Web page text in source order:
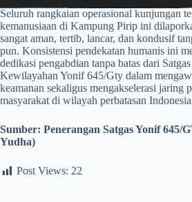
​Seluruh rangkaian operasional kunjungan
kemanusiaan di Kampung Pirip ini
sangat aman, tertib, lancar, dan kondusif
pun. Konsistensi pendekatan humanis ini
dedikasi pengabdian tanpa batas dari
Kewilayahan Yonif 645/Gty dalam
keamanan sekaligus mengakselerasi jaring
masyarakat di wilayah perbatasan
Sumber: Penerangan Satgas Yonif 645/
Yudha)
Post Views: 22